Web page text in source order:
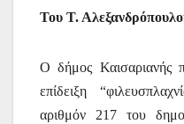
Του Τ.
Ο δήμος Καισαριανής
επίδειξη
αριθμόν 217 του